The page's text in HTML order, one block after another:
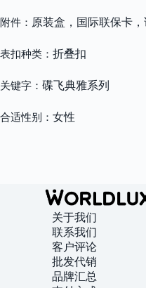
附件： 原装盒，国际联保卡
表扣种类： 折叠扣
关键字： 碟飞典雅系列
合适性别： 女性
关于我们
联系我们
客户评论
批发代销
品牌汇总